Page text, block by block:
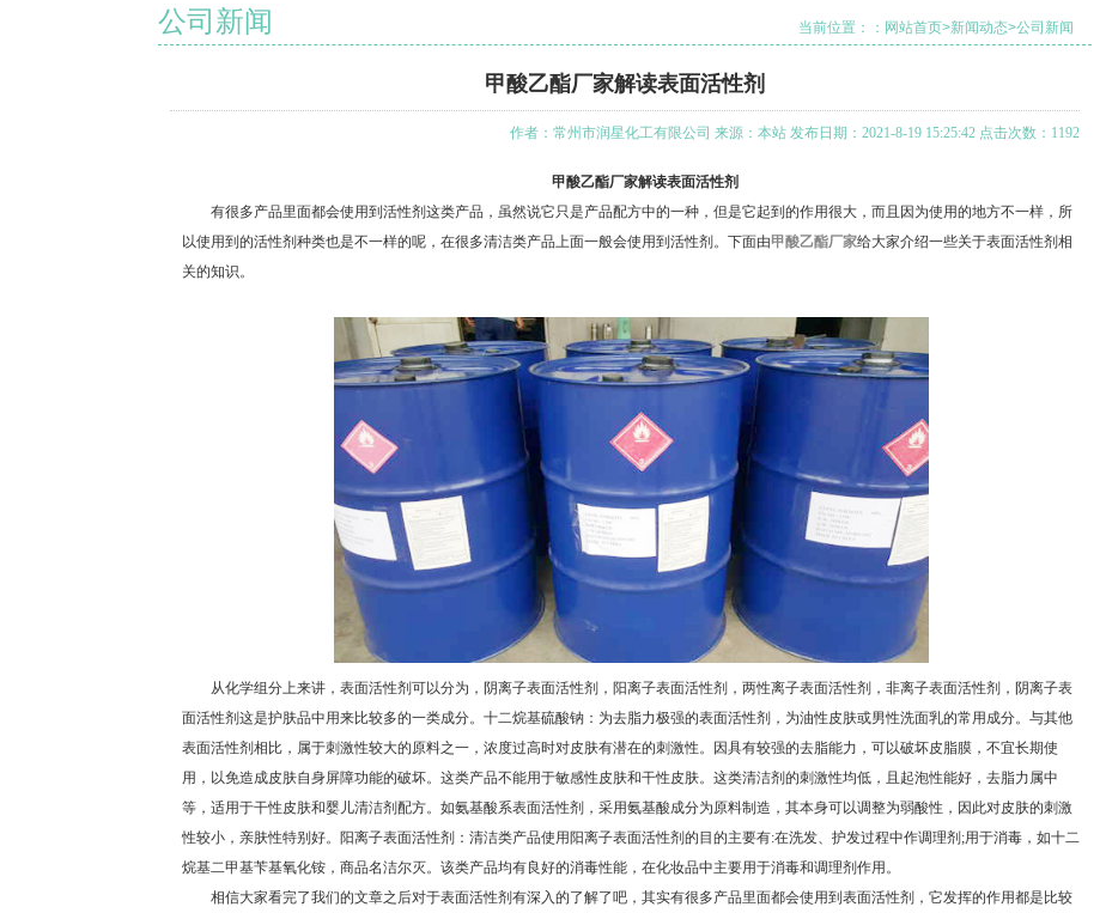
公司新闻 当前位置：： 网站首页>新闻动态>公司新闻
甲酸乙酯厂家解读表面活性剂
作者：常州市润星化工有限公司 来源：本站 发布日期：2021-8-19 15:25:42 点击次数：1192
甲酸乙酯厂家解读表面活性剂
有很多产品里面都会使用到活性剂这类产品，虽然说它只是产品配方中的一种，但是它起到的作用很大，而且因为使用的地方不一样，所
以使用到的活性剂种类也是不一样的呢，在很多清洁类产品上面一般会使用到活性剂。下面由甲酸乙酯厂家给大家介绍一些关于表面活性剂相
关的知识。
从化学组分上来讲，表面活性剂可以分为，阴离子表面活性剂，阳离子表面活性剂，两性离子表面活性剂，非离子表面活性剂，阴离子表
面活性剂这是护肤品中用来比较多的一类成分。十二烷基硫酸钠：为去脂力极强的表面活性剂，为油性皮肤或男性洗面乳的常用成分。与其他
表面活性剂相比，属于刺激性较大的原料之一，浓度过高时对皮肤有潜在的刺激性。因具有较强的去脂能力，可以破坏皮脂膜，不宜长期使
用，以免造成皮肤自身屏障功能的破坏。这类产品不能用于敏感性皮肤和干性皮肤。这类清洁剂的刺激性均低，且起泡性能好，去脂力属中
等，适用于干性皮肤和婴儿清洁剂配方。如氨基酸系表面活性剂，采用氨基酸成分为原料制造，其本身可以调整为弱酸性，因此对皮肤的刺激
性较小，亲肤性特别好。阳离子表面活性剂：清洁类产品使用阳离子表面活性剂的目的主要有:在洗发、护发过程中作调理剂;用于消毒，如十二
烷基二甲基苄基氧化铵，商品名洁尔灭。该类产品均有良好的消毒性能，在化妆品中主要用于消毒和调理剂作用。
相信大家看完了我们的文章之后对于表面活性剂有深入的了解了吧，其实有很多产品里面都会使用到表面活性剂，它发挥的作用都是比较